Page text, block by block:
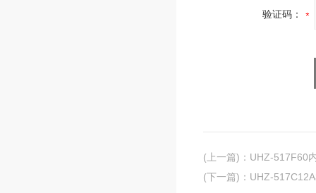
验证码：
(上一篇) ： UHZ-517F60
(下一篇) ： UHZ-